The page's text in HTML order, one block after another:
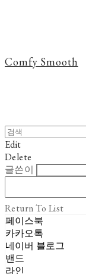
Comfy Smooth
Edit
Delete
글쓴이
Return To List
페이스북
카카오톡
네이버 블로그
밴드
라인